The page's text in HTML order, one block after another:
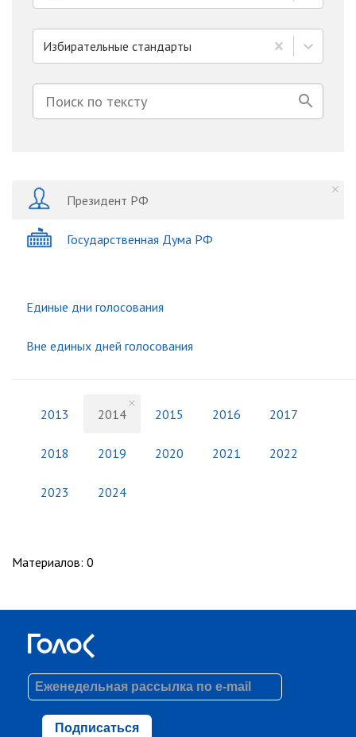
Избирательные стандарты
Президент РФ
Государственная Дума РФ
Единые дни голосования
Вне единых дней голосования
2013 2014 2015 2016 2017
2018 2019 2020 2021 2022
2023 2024
Материалов: 0
Подписаться